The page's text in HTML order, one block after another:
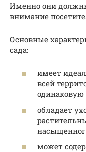
Именно они
внимание
Основные
сада:
имеет
всей
одинаковую
обладает
может